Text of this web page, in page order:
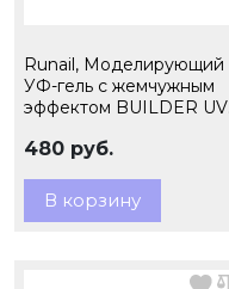
Runail, Моделирующий
УФ-гель c жемчужным
эффектом BUILDER UV
№9960
480 руб.
В корзину